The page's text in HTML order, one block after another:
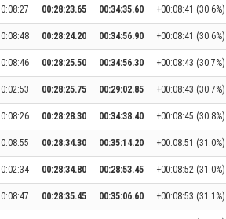
00:28:23.65 00:34:35.60 +00:08:41 (30.6%)
00:28:24.20 00:34:56.90 +00:08:41 (30.6%)
00:28:25.50 00:34:56.30 +00:08:43 (30.7%)
00:28:25.75 00:29:02.85 +00:08:43 (30.7%)
00:28:28.30 00:34:38.40 +00:08:45 (30.8%)
00:28:34.30 00:35:14.20 +00:08:51 (31.0%)
00:28:34.80 00:28:53.45 +00:08:52 (31.0%)
00:28:35.45 00:35:06.60 +00:08:53 (31.1%)